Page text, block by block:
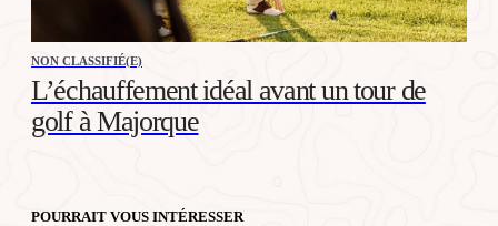
NON CLASSIFIÉ(E)
L’échauffement idéal avant un tour de
golf à Majorque
POURRAIT VOUS INTÉRESSER